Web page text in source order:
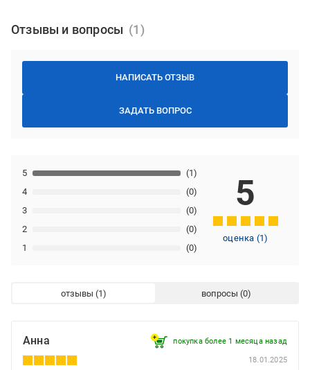
Отзывы и вопросы
НАПИСАТЬ ОТЗЫВ
ЗАДАТЬ ВОПРОС
1 (0)
2 (0)
3 (0)
4 (0)
5 (1)
5
оценка (1)
отзывы вопросы
Анна покупка более 1 месяца назад
18.01.2025